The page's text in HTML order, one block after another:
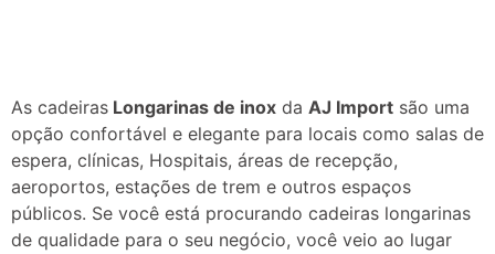
As cadeiras Longarinas de inox da AJ Import são uma
opção confortável e elegante para locais como salas de
espera, clínicas, Hospitais, áreas de recepção,
aeroportos, estações de trem e outros espaços
públicos. Se você está procurando cadeiras longarinas
de qualidade para o seu negócio, você veio ao lugar